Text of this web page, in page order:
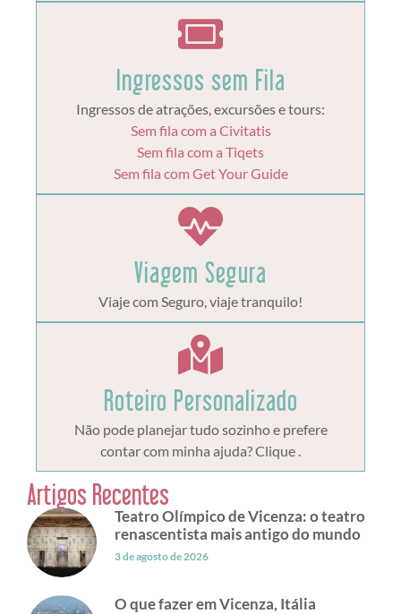
Ingressos sem Fila
Ingressos de atrações, excursões e tours:
Sem fila com a Civitatis
Sem fila com a Tiqets
Sem fila com Get Your Guide
Viagem Segura
Viaje com Seguro, viaje tranquilo!
Roteiro Personalizado
Não pode planejar tudo sozinho e prefere
contar com minha ajuda? Clique .
Artigos Recentes
Teatro Olímpico de Vicenza: o teatro
renascentista mais antigo do mundo
3 de agosto de 2026
O que fazer em Vicenza, Itália